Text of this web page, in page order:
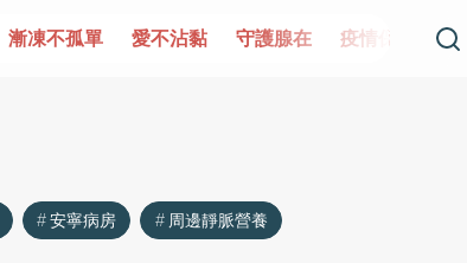
漸凍不孤單 愛不沾黏 守護腺在 疫情保衛戰
安寧病房 周邊靜脈營養